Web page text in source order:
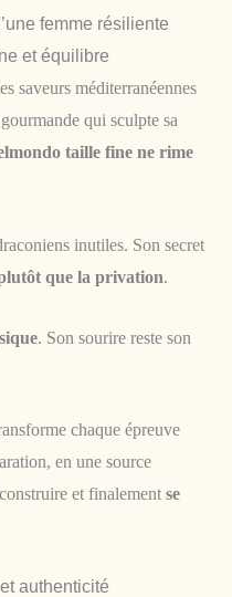
femme résiliente
et équilibre
saveurs méditerranéennes
qui sculpte sa
taille fine ne rime
inutiles. Son secret
que la privation.
. Son sourire reste son
chaque épreuve
en une source
et finalement se
authenticité